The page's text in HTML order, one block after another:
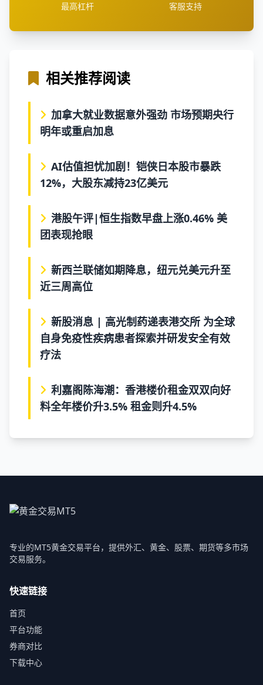
最高杠杆 客服支持
相关推荐阅读
加拿大就业数据意外强劲 市场预期央行
明年或重启加息
AI估值担忧加剧！铠侠日本股市暴跌
12%，大股东减持23亿美元
港股午评|恒生指数早盘上涨0.46% 美
团表现抢眼
新西兰联储如期降息，纽元兑美元升至
近三周高位
新股消息 | 高光制药递表港交所 为全球
自身免疫性疾病患者探索并研发安全有效
疗法
利嘉阁陈海潮：香港楼价租金双双向好
料全年楼价升3.5% 租金则升4.5%
专业的MT5黄金交易平台，提供外汇、黄金、股票、期货等多市场
交易服务。
快速链接
首页
平台功能
券商对比
下载中心